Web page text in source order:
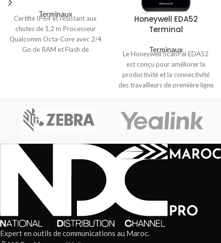
Terminaux
Certifié IP64 et résistant aux
chutes de 1,2 m Processeur
Qualcomm Octa-Core avec 2/4
Go de RAM et Flash de
Honeywell EDA52
Terminal
Terminaux
Le Honeywell ScanPal EDA52
est conçu pour améliorer la
productivité et la connectivité
des travailleurs de première ligne
Expert en outils de communications au Maroc.